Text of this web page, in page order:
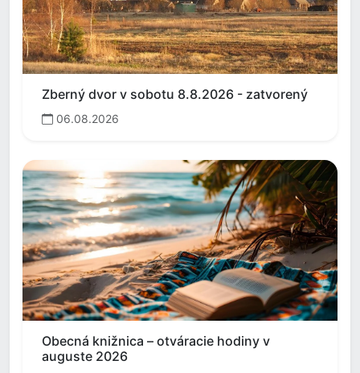
Zberný dvor v sobotu 8.8.2026 - zatvorený
06.08.2026
Obecná knižnica – otváracie hodiny v
auguste 2026